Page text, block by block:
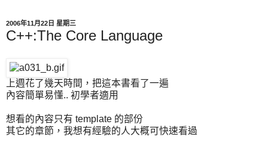
2006年11月22日 星期三
C++:The Core Language
上週花了幾天時間，把這本書看了一遍
內容簡單易懂.. 初學者適用
想看的內容只有 template 的部份
其它的章節，我想有經驗的人大概可快速看過